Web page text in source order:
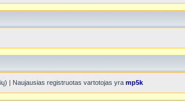
| Naujausias registruotas vartotojas yra mp5k